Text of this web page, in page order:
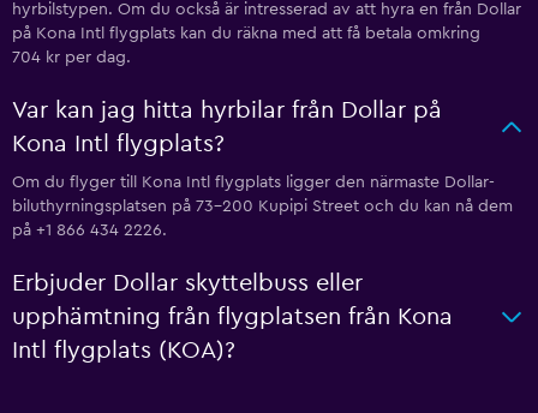
hyrbilstypen. Om du också är intresserad av att hyra en från Dollar
på Kona Intl flygplats kan du räkna med att få betala omkring
704 kr per dag.
Var kan jag hitta hyrbilar från Dollar på
Kona Intl flygplats?
Om du flyger till Kona Intl flygplats ligger den närmaste Dollar-
biluthyrningsplatsen på 73-200 Kupipi Street och du kan nå dem
på +1 866 434 2226.
Erbjuder Dollar skyttelbuss eller
upphämtning från flygplatsen från Kona
Intl flygplats (KOA)?